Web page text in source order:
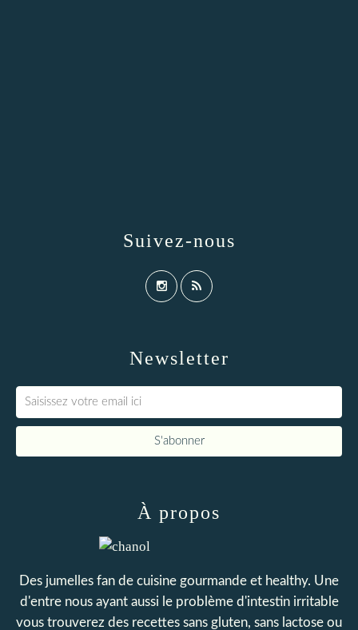
Newsletter
Suivez-nous
À propos
Des jumelles fan de cuisine gourmande et healthy. Une
d'entre nous ayant aussi le problème d'intestin irritable
vous trouverez des recettes sans gluten, sans lactose ou